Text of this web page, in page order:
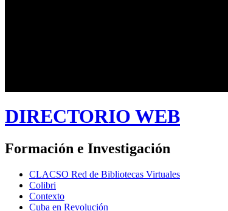
DIRECTORIO WEB
Formación e Investigación
CLACSO Red de Bibliotecas Virtuales
Colibri
Contexto
Cuba en Revolución